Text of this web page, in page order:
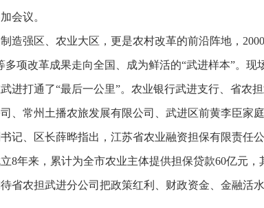
会议。
造强区、农业大区，更是农村改革的前沿阵地，
多项改革成果走向全国、成为鲜活的“武进样本”。
进打通了“最后一公里”。农业银行武进支行、省农
、常州土播农旅发展有限公司、武进区前黄李臣家
记、区长薛晔指出，江苏省农业融资担保有限责任
8年来，累计为全市农业主体提供担保贷款60亿元
省农担武进分公司把政策红利、财政资金、金融活